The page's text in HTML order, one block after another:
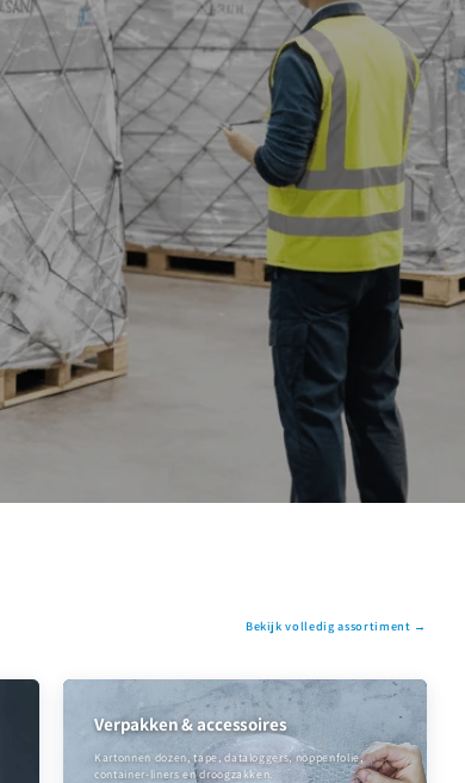
Bekijk volledig assortiment →
Verpakken & accessoires
Kartonnen dozen, tape, dataloggers, noppenfolie,
container-liners en droogzakken.